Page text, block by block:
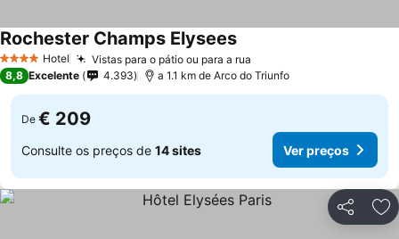
4 EstrelasHotel Vistas para o pátio ou para a rua
Rochester Champs Elysees
8,8 Excelente 4.393 a 1.1 km de Arco do Triunfo
De € 209
Consulte os preços de 14 sites Ver preços
Partilhar